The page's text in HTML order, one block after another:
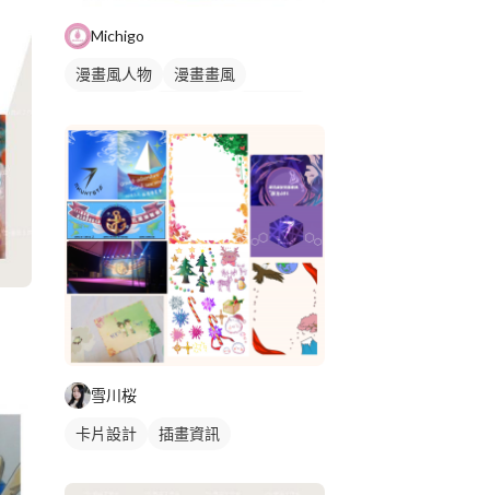
Michigo
漫畫風人物
漫畫畫風
電繪作品
漫畫設計 人物插畫
雪川桜
卡片設計 插畫資訊